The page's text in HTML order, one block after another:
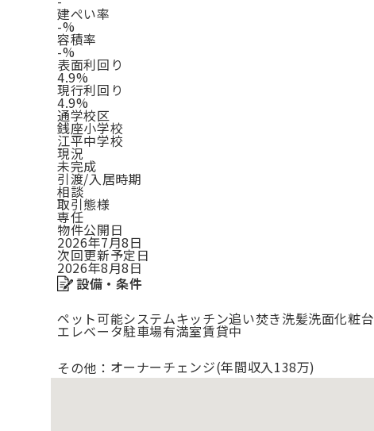
建ぺい率
-%
容積率
-%
表面利回り
4.9%
現行利回り
4.9%
通学校区
銭座小学校
江平中学校
現況
未完成
引渡/入居時期
相談
取引態様
専任
物件公開日
2026年7月8日
次回更新予定日
2026年8月8日
設備・条件
ペット可能システムキッチン追い焚き洗髪洗面化粧台
エレベータ駐車場有満室賃貸中
その他： オーナーチェンジ(年間収入138万)